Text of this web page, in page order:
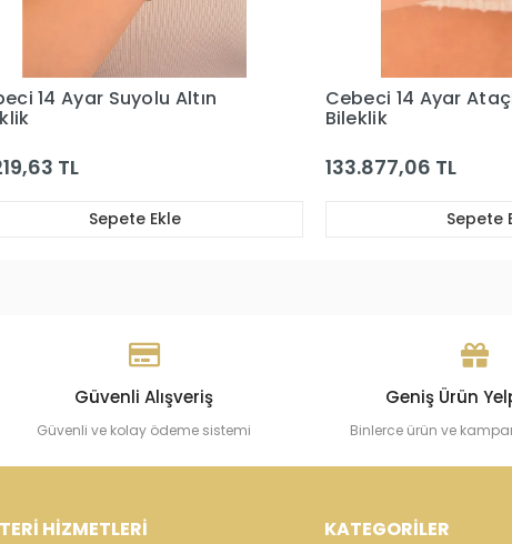
14 Ayar Ataçlı Taşlı Altın
TL
Sepete Ekle
Cebeci 14 Ayar Su
Altın Bileklik
48.955,04 TL
Sepete
Güvenli Alışveriş
Güvenli ve kolay ödeme sistemi
Geniş Ürün
Binlerce ürün ve
HİZMETLERİ KATEGORİLER